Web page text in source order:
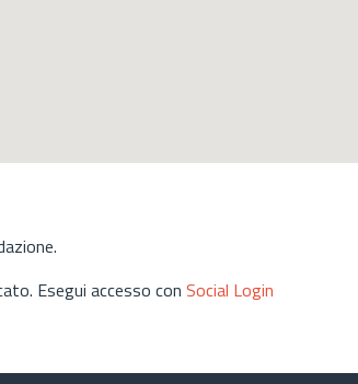
Esegui accesso con Social Login